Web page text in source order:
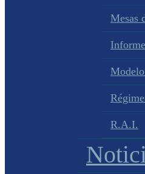
Mesas
R.A.I.